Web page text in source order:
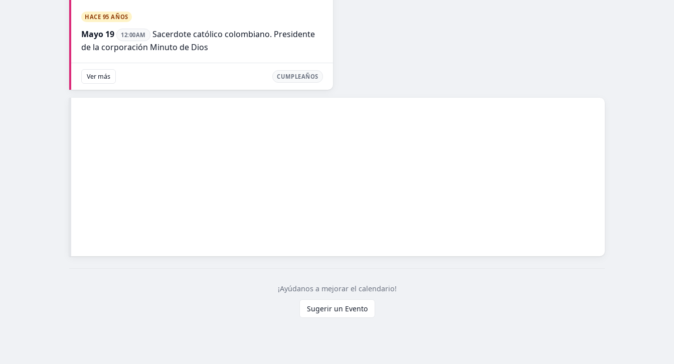
HACE 95 AÑOS
Mayo 19 12:00AM
Sacerdote católico colombiano. Presidente
de la corporación Minuto de Dios
Ver más CUMPLEAÑOS
¡Ayúdanos a mejorar el calendario!
Sugerir un Evento